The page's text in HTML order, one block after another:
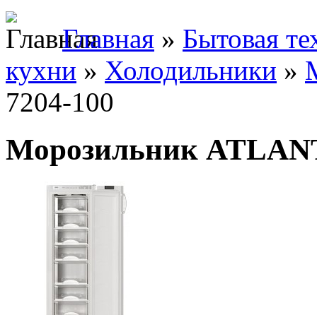
Главная » Бытовая
кухни » Холодильники »
7204-100
Морозильник